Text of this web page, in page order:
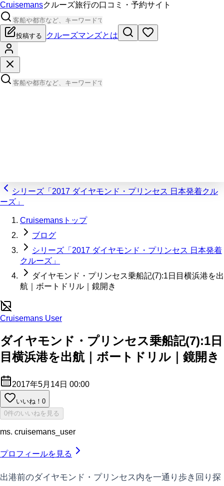
Cruisemansクルーズ旅行の口コミ・予約サイト
投稿する クルーズマンズとは
シリーズ「2017 ダイヤモンド・プリンセス 日本発着クル
ーズ」
Cruisemansトップ
ブログ
シリーズ「2017 ダイヤモンド・プリンセス 日本発着
クルーズ」
ダイヤモンド・プリンセス乗船記(7):1日目横浜港を出
航｜ボートドリル｜鏡開き
Cruisemans User
ダイヤモンド・プリンセス乗船記(7):1日
目横浜港を出航｜ボートドリル｜鏡開き
2017年5月14日 00:00
いいね！ 0
0件のいいねを見る
ms. cruisemans_user
プロフィールを見る
出港前のダイヤモンド・プリンセス内を一通り歩き回り探